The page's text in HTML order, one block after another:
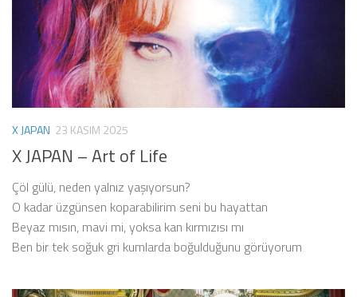
X JAPAN 23 KASIM 2025
X JAPAN – Art of Life
Çöl gülü, neden yalnız yaşıyorsun?
O kadar üzgünsen koparabilirim seni bu hayattan
Beyaz mısın, mavi mi, yoksa kan kırmızısı mı
Ben bir tek soğuk gri kumlarda boğulduğunu görüyorum